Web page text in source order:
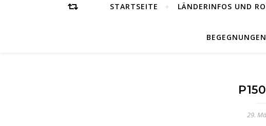
STARTSEITE LÄNDERINFOS UND
29.